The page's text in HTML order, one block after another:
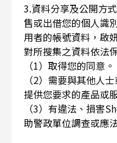
3.資料分享及公開方
售或出借您的個人識
用者的帳號資料，啟
對所搜集之資料依法
（1）取得您的同意。
（2）需要與其他人
提供您要求的產品或
（3）有違法、損害
助警政單位調查或應